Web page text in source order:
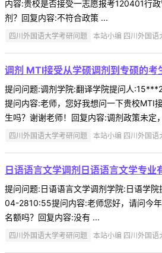
内容:贵校是否接受一志愿报考120401行
剂？回复内容:不符合政策 ...
四川外国语大学考研问题 本站小编 四川外国
调剂 MTI接受从学硕调剂到专硕的考
提问问题:调剂学院:翻译学院提问人
提问内容:老师，您好我想问一下贵校MTI
生吗？谢谢老师！回复内容:调剂政策未定
四川外国语大学考研问题 本站小编 四川外国
日语语言文学调剂日语语言文学专业
提问问题:日语语言文学调剂学院:日语学
04-2810:55提问内容:老师您好，请问今
名额吗？回复内容:没有 ...
四川外国语大学考研问题 本站小编 四川外国